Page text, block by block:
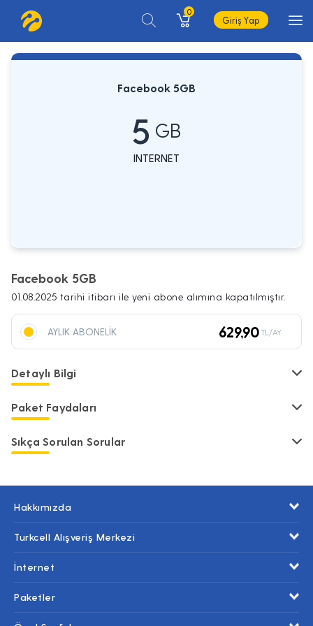
0
Giriş Yap
Facebook 5GB
5 GB
INTERNET
Facebook 5GB
01.08.2025 tarihi itibarı ile yeni abone alımına kapatılmıştır.
AYLIK ABONELİK 629,90 TL/AY
Detaylı Bilgi
Paket Faydaları
Sıkça Sorulan Sorular
Hakkımızda
Turkcell Alışveriş Merkezi
İnternet
Paketler